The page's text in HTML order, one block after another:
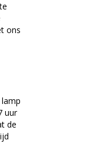
ons
uur
de